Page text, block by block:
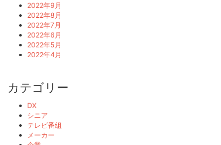
2022年9月
2022年8月
2022年7月
2022年6月
2022年5月
2022年4月
カテゴリー
DX
シニア
テレビ番組
メーカー